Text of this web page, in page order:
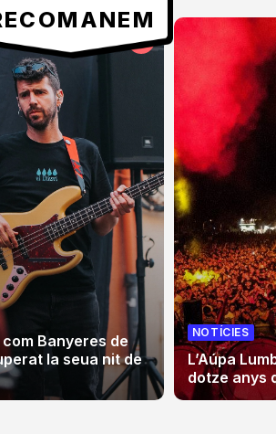
Banyeres de
la seua nit de
NOTÍCIES
L’Aúpa
dotze anys